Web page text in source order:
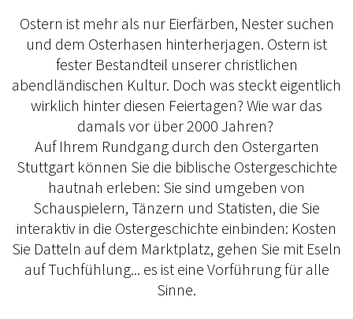
Ostern ist mehr als nur Eierfärben, Nester suchen
und dem Osterhasen hinterherjagen. Ostern ist
fester Bestandteil unserer christlichen
abendländischen Kultur. Doch was steckt eigentlich
wirklich hinter diesen Feiertagen? Wie war das
damals vor über 2000 Jahren?
Auf Ihrem Rundgang durch den Ostergarten
Stuttgart können Sie die biblische Ostergeschichte
hautnah erleben: Sie sind umgeben von
Schauspielern, Tänzern und Statisten, die Sie
interaktiv in die Ostergeschichte einbinden: Kosten
Sie Datteln auf dem Marktplatz, gehen Sie mit Eseln
auf Tuchfühlung... es ist eine Vorführung für alle
Sinne.